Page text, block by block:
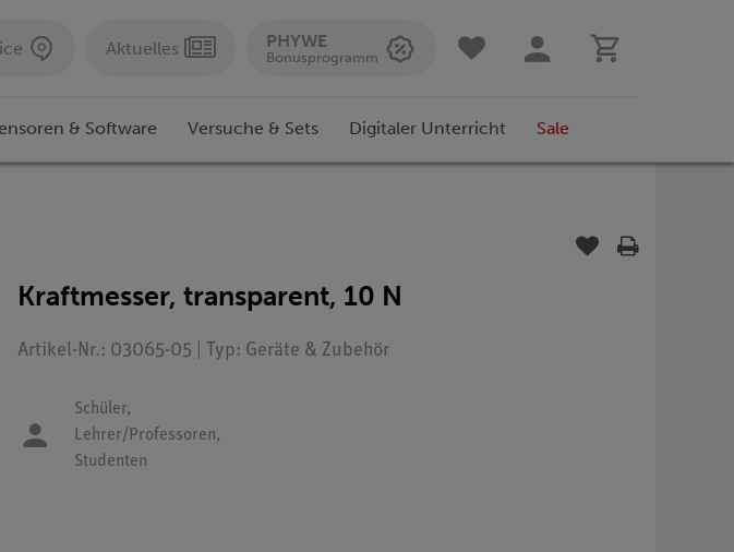
Aktuelles PHYWE
Bonusprogramm
& Software Versuche & Sets Digitaler Unterricht Sale
Kraftmesser, transparent, 10 N
Artikel-Nr.: 03065-05 | Typ: Geräte & Zubehör
Schüler,
Lehrer/Professoren,
Studenten